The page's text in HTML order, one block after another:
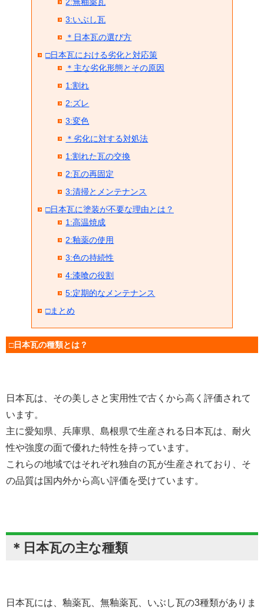
3:いぶし瓦
＊日本瓦の選び方
□日本瓦における劣化と対応策
＊主な劣化形態とその原因
1:割れ
2:ズレ
3:変色
＊劣化に対する対処法
1:割れた瓦の交換
2:瓦の再固定
3:清掃とメンテナンス
□日本瓦に塗装が不要な理由とは？
1:高温焼成
2:釉薬の使用
3:色の持続性
4:漆喰の役割
5:定期的なメンテナンス
□まとめ
□日本瓦の種類とは？
日本瓦は、その美しさと実用性で古くから高く評価されて
います。
主に愛知県、兵庫県、島根県で生産される日本瓦は、耐火
性や強度の面で優れた特性を持っています。
これらの地域ではそれぞれ独自の瓦が生産されており、そ
の品質は国内外から高い評価を受けています。
＊日本瓦の主な種類
日本瓦には、釉薬瓦、無釉薬瓦、いぶし瓦の3種類がありま